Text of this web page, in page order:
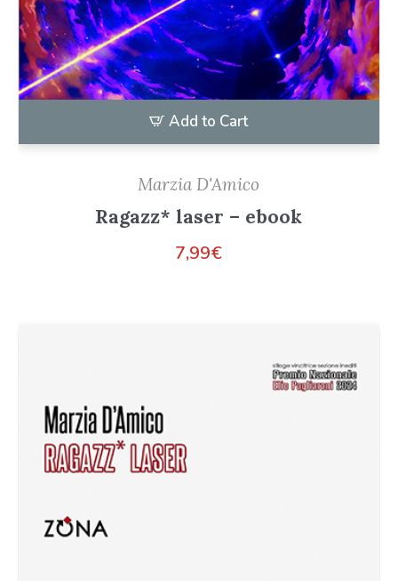
Add to Cart
Marzia D'Amico
Ragazz* laser – ebook
7,99€